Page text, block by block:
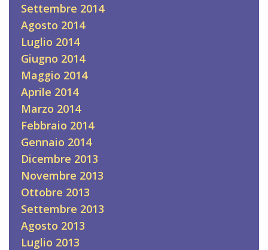
Settembre 2014
Agosto 2014
Luglio 2014
Giugno 2014
Maggio 2014
Aprile 2014
Marzo 2014
Febbraio 2014
Gennaio 2014
Dicembre 2013
Novembre 2013
Ottobre 2013
Settembre 2013
Agosto 2013
Luglio 2013